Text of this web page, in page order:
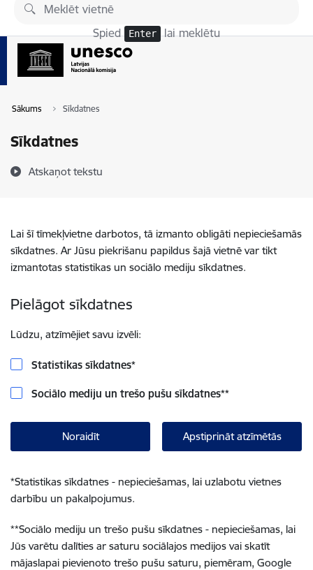
Pāriet uz lapas saturu
Spied Enter lai meklētu
Sākums Sīkdatnes
Sīkdatnes
Atskaņot tekstu
Lai šī tīmekļvietne darbotos, tā izmanto obligāti nepieciešamās
sīkdatnes. Ar Jūsu piekrišanu papildus šajā vietnē var tikt
izmantotas statistikas un sociālo mediju sīkdatnes.
Pielāgot sīkdatnes
Lūdzu, atzīmējiet savu izvēli:
Statistikas sīkdatnes*
Sociālo mediju un trešo pušu sīkdatnes**
Noraidīt Apstiprināt atzīmētās
*Statistikas sīkdatnes - nepieciešamas, lai uzlabotu vietnes
darbību un pakalpojumus.
**Sociālo mediju un trešo pušu sīkdatnes - nepieciešamas, lai
Jūs varētu dalīties ar saturu sociālajos medijos vai skatīt
mājaslapai pievienoto trešo pušu saturu, piemēram, Google